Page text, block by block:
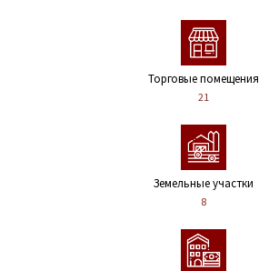
Торговые помещения
21
Земельные участки
8